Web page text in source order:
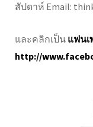
สัปดาห์ Email:
และคลิกเป็น แฟนเ
http://